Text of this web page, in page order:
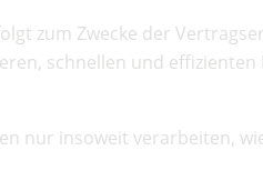
zum Zwecke der
schnellen und
nur insoweit verarbeiten,